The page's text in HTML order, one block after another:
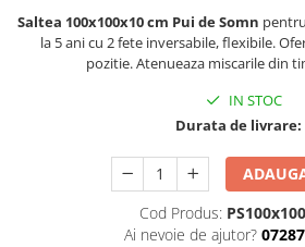
Lampi de veghe
Mobilier Birou
Saltea 100x100x10 cm Pui de Somn
la 5 ani cu 2 fete inversabile, flexibile.
pozitie. Atenueaza miscarile din
IN STOC
Durata de livrare:
Cod Produs:
Ai nevoie de ajutor?